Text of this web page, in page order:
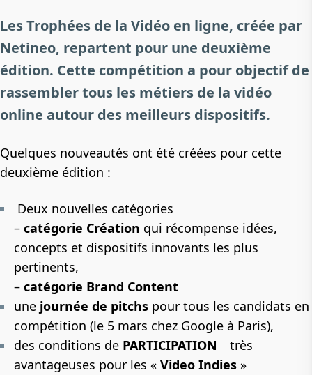
Les Trophées de la Vidéo en ligne, créée par
Netineo, repartent pour une deuxième
édition. Cette compétition a pour objectif de
rassembler tous les métiers de la vidéo
online autour des meilleurs dispositifs.
Quelques nouveautés ont été créées pour cette
deuxième édition :
Deux nouvelles catégories
– catégorie Création qui récompense idées,
concepts et dispositifs innovants les plus
pertinents,
– catégorie Brand Content
une journée de pitchs pour tous les candidats en
compétition (le 5 mars chez Google à Paris),
des conditions de PARTICIPATION
très
avantageuses pour les « Video Indies »